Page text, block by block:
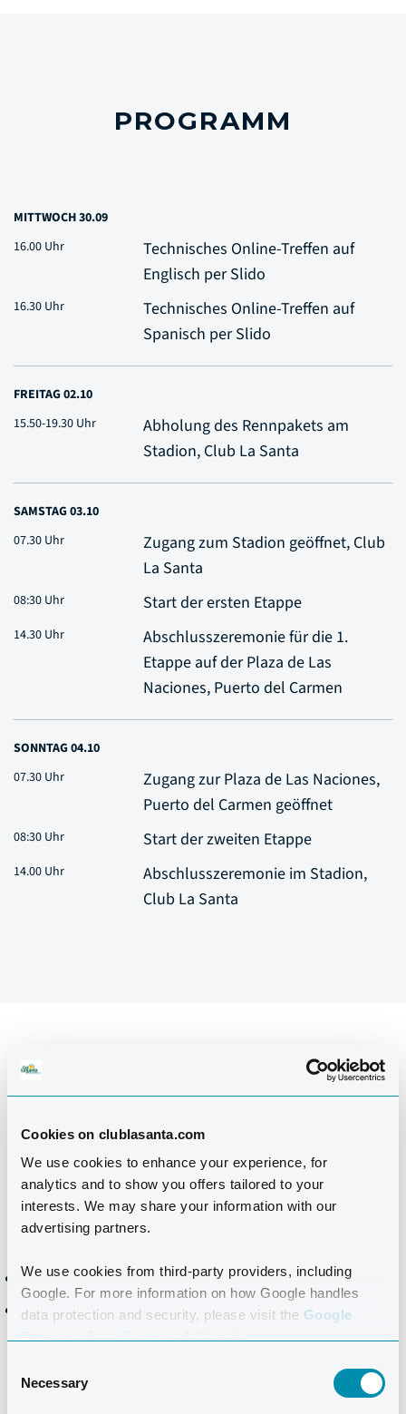
Cookies on clublasanta.com
We use cookies to enhance your experience, for
analytics and to show you offers tailored to your
interests. We may share your information with our
advertising partners.
We use cookies from third-party providers, including
Google. For more information on how Google handles
data protection and security, please visit the Google
Selection
Necessary
PROGRAMM
MITTWOCH 30.09
16.00 Uhr
Technisches Online-Treffen auf
Englisch per Slido
16.30 Uhr
Technisches Online-Treffen auf
Spanisch per Slido
FREITAG 02.10
15.50-19.30 Uhr
Abholung des Rennpakets am
Stadion, Club La Santa
SAMSTAG 03.10
07.30 Uhr
Zugang zum Stadion geöffnet, Club
La Santa
08:30 Uhr Start der ersten Etappe
14.30 Uhr
Abschlusszeremonie für die 1.
Etappe auf der Plaza de Las
Naciones, Puerto del Carmen
SONNTAG 04.10
07.30 Uhr
Zugang zur Plaza de Las Naciones,
Puerto del Carmen geöffnet
08:30 Uhr Start der zweiten Etappe
14.00 Uhr
Abschlusszeremonie im Stadion,
Club La Santa
PREISE
Alle Teilnehmer, die die 2 Etappen absolvieren,
erhalten:
Finisher-Medaille
Finisher-Diplom: Gesamtzeit und Teilstreckenzeiten
Bergzeitfahren der 2 Etappen: